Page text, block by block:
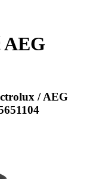
AEG
/ AEG